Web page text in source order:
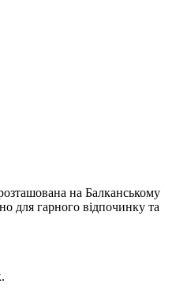
на Балканському
для гарного відпочинку та